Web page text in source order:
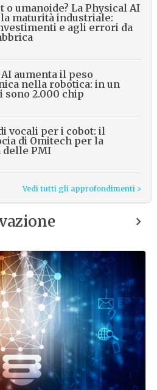
o umanoide? La Physical AI
maturità industriale:
e agli errori da
aumenta il peso
nella robotica: in un
sono 2.000 chip
vocali per i cobot: il
di Omitech per la
delle PMI
Vedi tutti gli approfondimenti >